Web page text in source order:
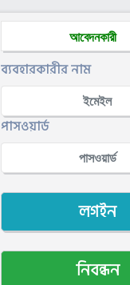
ব্যবহারকারীর নাম
পাসওয়ার্ড
লগইন
নিবন্ধন